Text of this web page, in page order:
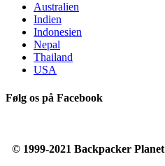
Australien
Indien
Indonesien
Nepal
Thailand
USA
Følg os på Facebook
© 1999-2021 Backpacker Planet